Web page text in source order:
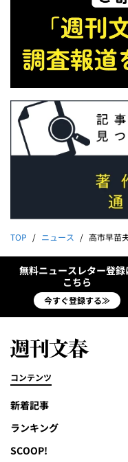
TOP ニュース 高市早苗夫婦のヒミツ《夫・山本拓が
無料ニュースレター登録
こちら
今すぐ登録する≫
コンテンツ
新着記事
ランキング
SCOOP!